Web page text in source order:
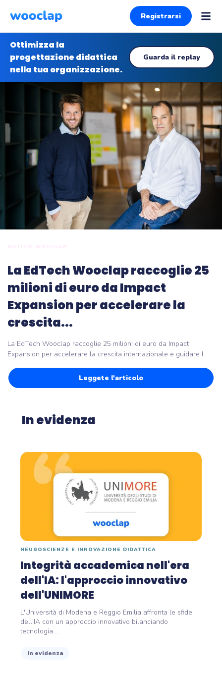
Registrarsi
Ottimizza la
progettazione didattica
nella tua organizzazione.
Guarda il replay
La EdTech Wooclap raccoglie 25
milioni di euro da Impact
Expansion per accelerare la
crescita...
La EdTech Wooclap raccoglie 25 milioni di euro da Impact
Expansion per accelerare la crescita internazionale e guidare l
Leggete l'articolo
In evidenza
NEUROSCIENZE E INNOVAZIONE DIDATTICA
Integrità accademica nell'era
dell'IA: l'approccio innovativo
dell'UNIMORE
L'Università di Modena e Reggio Emilia affronta le sfide
dell'IA con un approccio innovativo bilanciando
tecnologia ...
In evidenza